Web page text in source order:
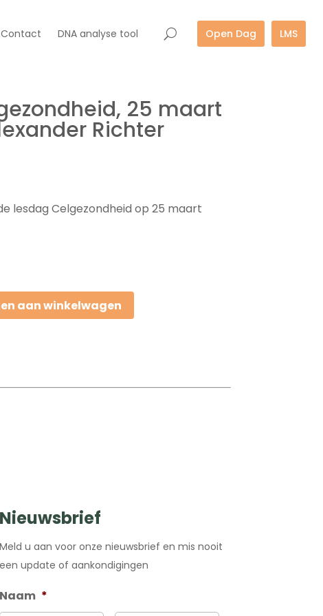
Contact DNA analyse tool Open Dag LMS
25 maart
Richter
lesdag Celgezondheid op 25 maart
aan winkelwagen
Nieuwsbrief
Meld u aan voor onze nieuwsbrief en mis nooit
een update of aankondigingen
Naam *